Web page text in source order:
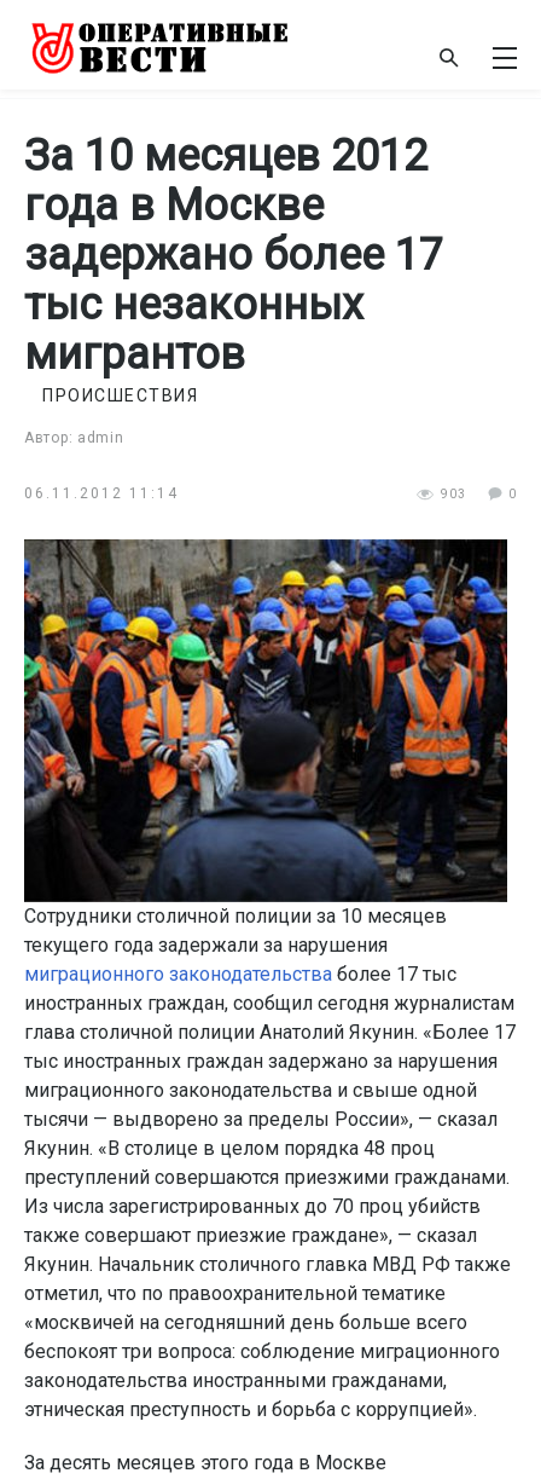
За 10 месяцев 2012
года в Москве
задержано более 17
тыс незаконных
мигрантов
Автор: admin
ПРОИСШЕСТВИЯ
06.11.2012 11:14 903 0
Сотрудники столичной полиции за 10 месяцев
текущего года задержали за нарушения
миграционного законодательства более 17 тыс
иностранных граждан, сообщил сегодня журналистам
глава столичной полиции Анатолий Якунин. «Более 17
тыс иностранных граждан задержано за нарушения
миграционного законодательства и свыше одной
тысячи — выдворено за пределы России», — сказал
Якунин. «В столице в целом порядка 48 проц
преступлений совершаются приезжими гражданами.
Из числа зарегистрированных до 70 проц убийств
также совершают приезжие граждане», — сказал
Якунин. Начальник столичного главка МВД РФ также
отметил, что по правоохранительной тематике
«москвичей на сегодняшний день больше всего
беспокоят три вопроса: соблюдение миграционного
законодательства иностранными гражданами,
этническая преступность и борьба с коррупцией».
За десять месяцев этого года в Москве